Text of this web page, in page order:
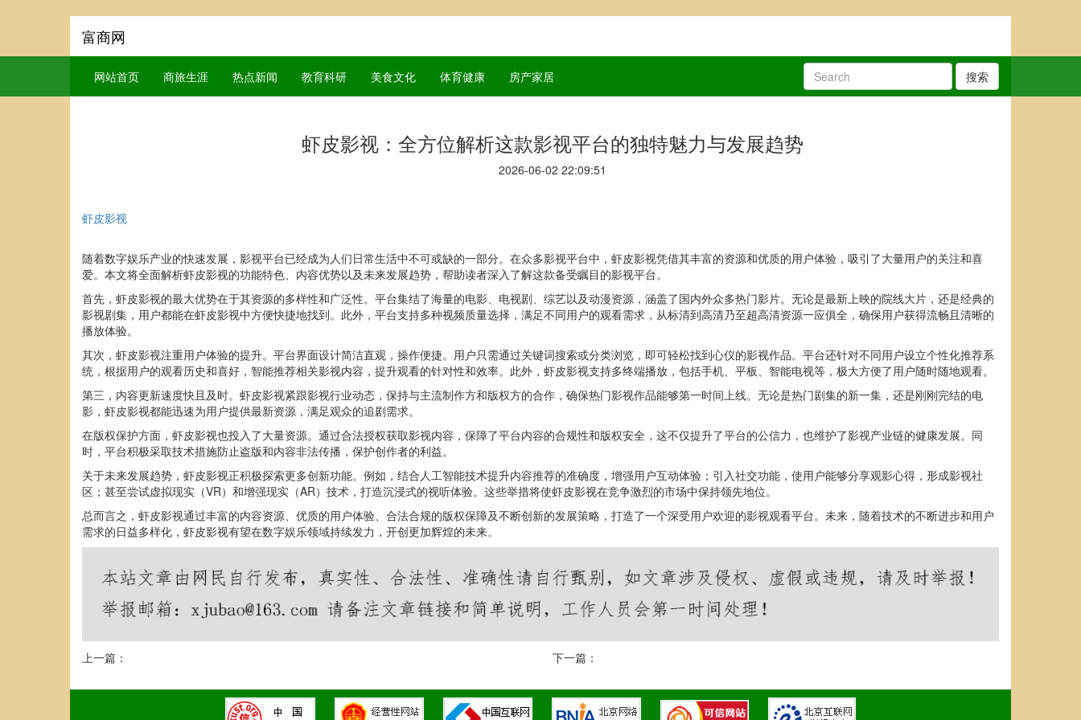
富商网
网站首页 商旅生涯 热点新闻 教育科研 美食文化 体育健康 房产家居 搜索
虾皮影视：全方位解析这款影视平台的独特魅力与发展趋势
2026-06-02 22:09:51
虾皮影视
随着数字娱乐产业的快速发展，影视平台已经成为人们日常生活中不可或缺的一部分。在众多影视平台中，虾皮影视凭借其丰富的资源和优质的用户体验，吸引了大量用户的关注和喜
爱。本文将全面解析虾皮影视的功能特色、内容优势以及未来发展趋势，帮助读者深入了解这款备受瞩目的影视平台。
首先，虾皮影视的最大优势在于其资源的多样性和广泛性。平台集结了海量的电影、电视剧、综艺以及动漫资源，涵盖了国内外众多热门影片。无论是最新上映的院线大片，还是经典的
影视剧集，用户都能在虾皮影视中方便快捷地找到。此外，平台支持多种视频质量选择，满足不同用户的观看需求，从标清到高清乃至超高清资源一应俱全，确保用户获得流畅且清晰的
播放体验。
其次，虾皮影视注重用户体验的提升。平台界面设计简洁直观，操作便捷。用户只需通过关键词搜索或分类浏览，即可轻松找到心仪的影视作品。平台还针对不同用户设立个性化推荐系
统，根据用户的观看历史和喜好，智能推荐相关影视内容，提升观看的针对性和效率。此外，虾皮影视支持多终端播放，包括手机、平板、智能电视等，极大方便了用户随时随地观看。
第三，内容更新速度快且及时。虾皮影视紧跟影视行业动态，保持与主流制作方和版权方的合作，确保热门影视作品能够第一时间上线。无论是热门剧集的新一集，还是刚刚完结的电
影，虾皮影视都能迅速为用户提供最新资源，满足观众的追剧需求。
在版权保护方面，虾皮影视也投入了大量资源。通过合法授权获取影视内容，保障了平台内容的合规性和版权安全，这不仅提升了平台的公信力，也维护了影视产业链的健康发展。同
时，平台积极采取技术措施防止盗版和内容非法传播，保护创作者的利益。
关于未来发展趋势，虾皮影视正积极探索更多创新功能。例如，结合人工智能技术提升内容推荐的准确度，增强用户互动体验；引入社交功能，使用户能够分享观影心得，形成影视社
区；甚至尝试虚拟现实（VR）和增强现实（AR）技术，打造沉浸式的视听体验。这些举措将使虾皮影视在竞争激烈的市场中保持领先地位。
总而言之，虾皮影视通过丰富的内容资源、优质的用户体验、合法合规的版权保障及不断创新的发展策略，打造了一个深受用户欢迎的影视观看平台。未来，随着技术的不断进步和用户
需求的日益多样化，虾皮影视有望在数字娱乐领域持续发力，开创更加辉煌的未来。
上一篇： 下一篇：